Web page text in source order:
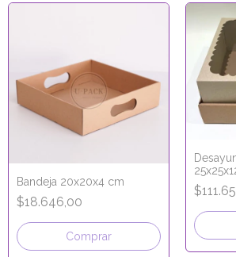
Bandeja 20x20x4 cm
$18.646,00
Comprar
KRAFT